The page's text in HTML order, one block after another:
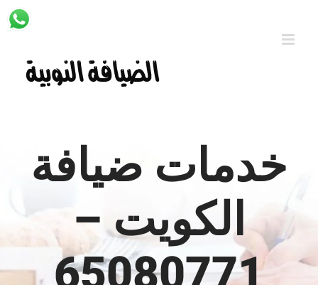
خدمات ضيافة
الكويت –
65080771